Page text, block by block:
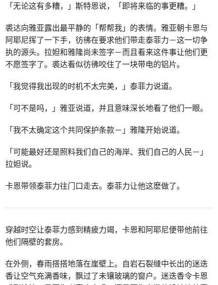
「无论这有多糟，」斯特恩说，「即将来临的事更糟。」
裘达向雅亚露出最平静的「帮帮我」的表情。雅亚朝卡恩与
阿耶尼挥了一下手，彷彿在要求他们带走泰菲力－这一切争
执的源头。拉妲和雅隆尚未签字－而且看来这件事让他们更
不愿签字了。裘达看似彷彿咬住了一块带电的铝片。
「我觉得我出现的时机不太完美，」泰菲力说道。
「可不是吗，」雅亚说道，并且意味深长地看了他们一眼。
「我不太确定这个共同保护条款－」雅隆开始说道。
「可能最好还是照料我们自己的海岸、我们自己的人民－」
拉妲说。
卡恩带领泰菲力往门口走去。泰菲力让他这麽做了。
穿越时空让泰菲力感到精疲力竭，卡恩和阿耶尼便带他前往
他们隔壁的套房。
在外侧，春雨搭搭地落在崖壁上。自岩石裂缝中长出的迷迭
香让空气充满香味，飘过了未镶玻璃的窗户。迷迭香令卡恩